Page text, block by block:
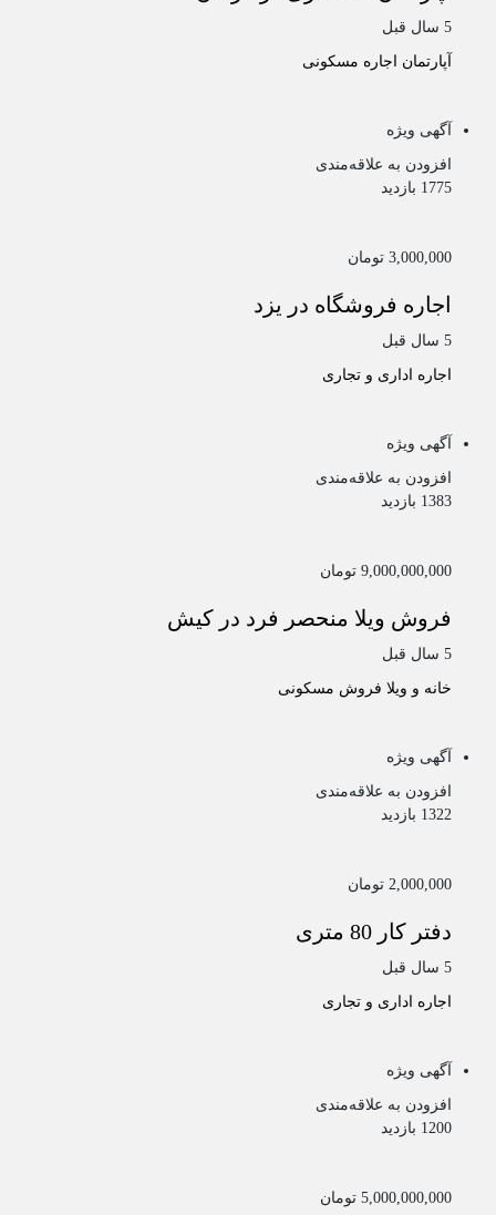
5 سال قبل
آپارتمان اجاره مسکونی
آگهی ویژه
افزودن به علاقه‌مندی
1775 بازدید
3,000,000 تومان
اجاره فروشگاه در یزد
5 سال قبل
اجاره اداری و تجاری
آگهی ویژه
افزودن به علاقه‌مندی
1383 بازدید
9,000,000,000 تومان
فروش ویلا منحصر فرد در کیش
5 سال قبل
خانه و ویلا فروش مسکونی
آگهی ویژه
افزودن به علاقه‌مندی
1322 بازدید
2,000,000 تومان
دفتر کار 80 متری
5 سال قبل
اجاره اداری و تجاری
آگهی ویژه
افزودن به علاقه‌مندی
1200 بازدید
5,000,000,000 تومان